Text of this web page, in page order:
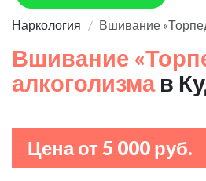
Наркология Вшивание
Вшивание
алкоголизма в
Цена от 5 000 руб.